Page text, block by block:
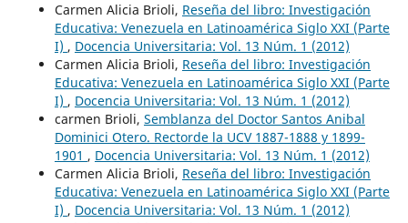
Carmen Alicia Brioli, Reseña del libro: Investigación
Educativa: Venezuela en Latinoamérica Siglo XXI (Parte
I) , Docencia Universitaria: Vol. 13 Núm. 1 (2012)
Carmen Alicia Brioli, Reseña del libro: Investigación
Educativa: Venezuela en Latinoamérica Siglo XXI (Parte
I) , Docencia Universitaria: Vol. 13 Núm. 1 (2012)
carmen Brioli, Semblanza del Doctor Santos Anibal
Dominici Otero. Rectorde la UCV 1887-1888 y 1899-
1901 , Docencia Universitaria: Vol. 13 Núm. 1 (2012)
Carmen Alicia Brioli, Reseña del libro: Investigación
Educativa: Venezuela en Latinoamérica Siglo XXI (Parte
I) , Docencia Universitaria: Vol. 13 Núm. 1 (2012)